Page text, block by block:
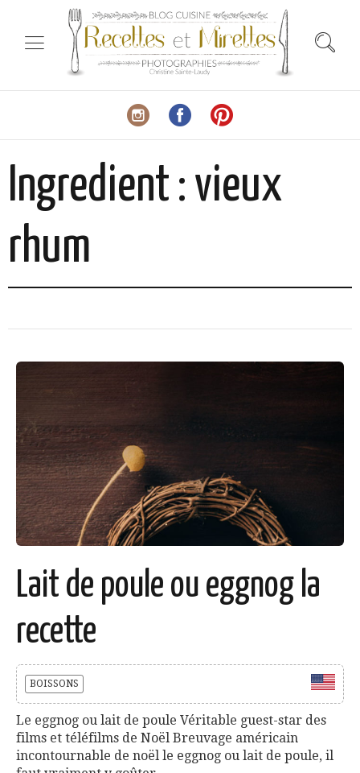
Ingredient : vieux
rhum
Lait de poule ou eggnog la
recette
BOISSONS
Le eggnog ou lait de poule Véritable guest-star des
films et téléfilms de Noël Breuvage américain
incontournable de noël le eggnog ou lait de poule, il